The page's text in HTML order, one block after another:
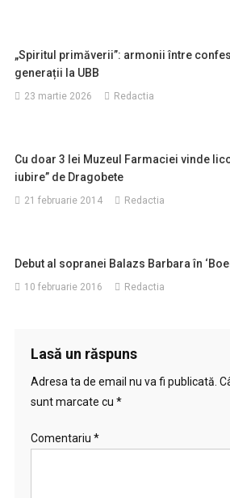
„Spiritul primăverii”: armonii între
generații la UBB
23 martie 2026 Redactia
Cu doar 3 lei Muzeul Farmaciei vinde
iubire” de Dragobete
21 februarie 2014 Redactia
Debut al sopranei Balazs Barbara în
10 februarie 2016 Redactia
Lasă un răspuns
Adresa ta de email nu va fi publicată.
sunt marcate cu *
Comentariu *